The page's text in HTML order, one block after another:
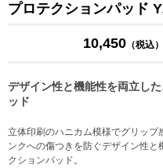
プロテクションパッド
10,450（税込）
デザイン性と機能性を両立し
ッド
立体印刷のハニカム模様でグリップ
ンクへの傷つきを防ぐデザイン性
クションパッド。